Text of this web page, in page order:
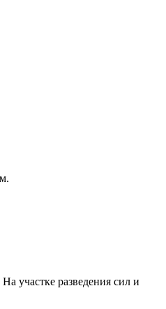
участке разведения сил и